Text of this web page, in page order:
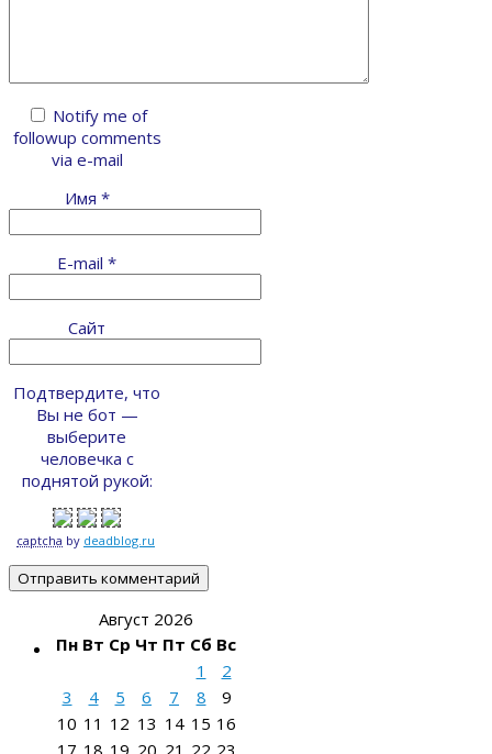
Notify me of
followup comments
via e-mail
Имя *
E-mail *
Сайт
Подтвердите, что
Вы не бот —
выберите
человечка с
поднятой рукой:
captcha by deadblog.ru
Август 2026
Пн Вт Ср Чт Пт Сб Вс
1
2
3
4 5 6 7 8
9
10 11 12 13 14 15 16
17 18 19 20 21 22 23